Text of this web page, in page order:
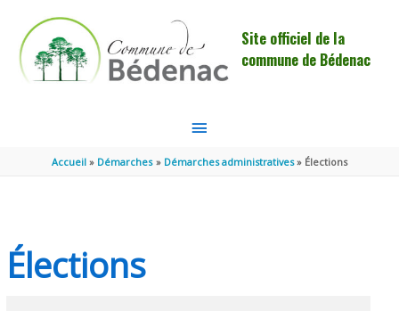
Site officiel de la
commune de Bédenac
MENU
PRINCIPAL
Accueil Démarches Démarches administratives Élections
Élections